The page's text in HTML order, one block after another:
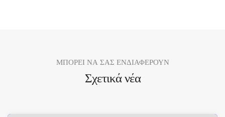
ΜΠΟΡΕΙ ΝΑ ΣΑΣ ΕΝΔΙΑΦΕΡΟΥΝ
Σχετικά νέα